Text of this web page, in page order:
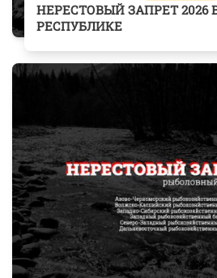
НЕРЕСТОВЫЙ ЗАПРЕТ 2026
РЕСПУБЛИКЕ